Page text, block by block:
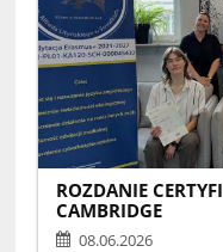
GRATULACJE należą
udział w Mistrzostwach!
ROZDANIE
CAMBRIDGE
08.06.2026